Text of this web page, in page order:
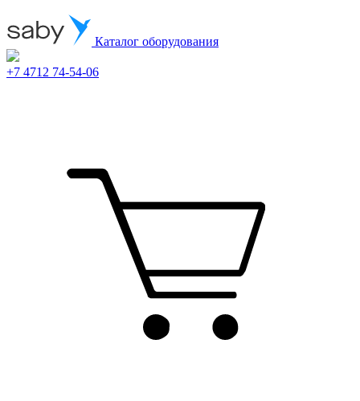
Каталог оборудования
+7 4712 74-54-06